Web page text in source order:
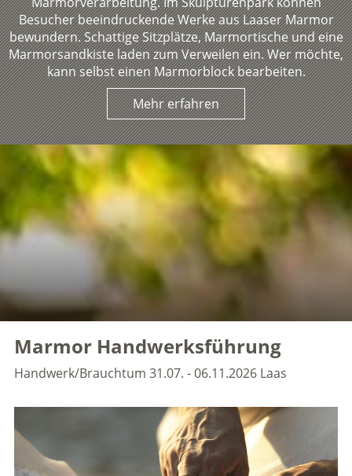
Besucher beeindruckende Werke aus Laaser Marmor
bewundern. Schattige Sitzplätze, Marmortische und eine
Marmorsandkiste laden zum Verweilen ein. Wer möchte,
kann selbst einen Marmorblock bearbeiten.
Mehr erfahren
Marmor Handwerksführung
Handwerk/Brauchtum 31.07. - 06.11.2026 Laas